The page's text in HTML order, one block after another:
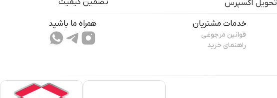
تحویل اکسپرس تضمین کیفیت
خدمات مشتریان
قوانین مرجوعی
راهنمای خرید
همراه ما باشید